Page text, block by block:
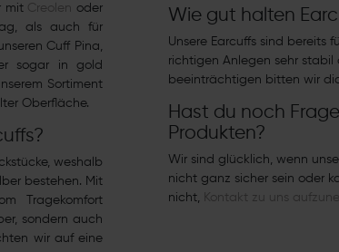
mit
Creolen oder
als auch für
Cuff Pina
sogar in gold
Sortiment
Oberfläche.
weshalb
bestehen. Mit
Tragekomfort
sondern auch
wir auf eine
Wie gut halten
Unsere Earcuffs sind
richtigen Anlegen sehr
beeinträchtigen bitten wir
Hast du noch
Produkten?
Wir sind glücklich, wenn
nicht ganz sicher sein oder
nicht,
Kontakt zu uns